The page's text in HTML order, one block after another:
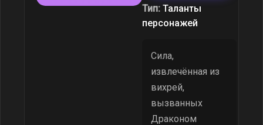
Тип: Таланты
персонажей
Сила,
извлечённая из
вихрей,
вызванных
Драконом